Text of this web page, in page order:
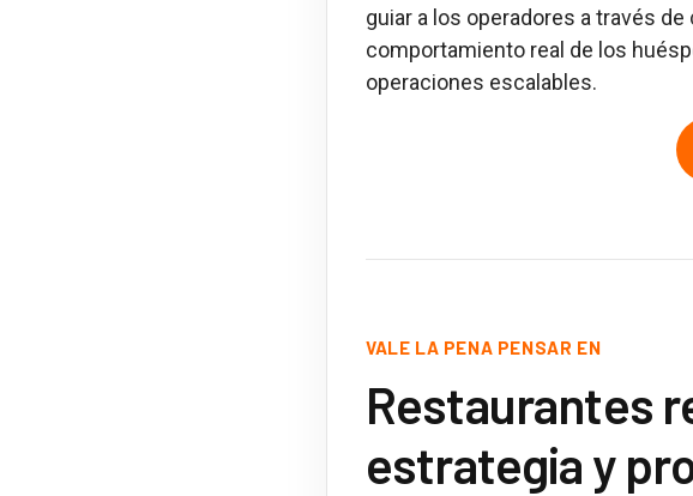
guiar a los operadores a través
comportamiento real de los
operaciones escalables.
VALE LA PENA PENSAR EN
Restaurantes
estrategia y